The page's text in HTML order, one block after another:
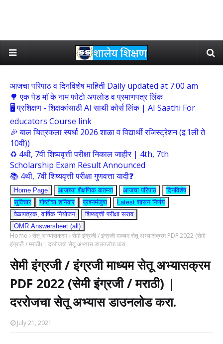
आजचा परिपाठ व दिनविशेष माहिती Daily updated at 7:00 am
🌳 एक पेड मॉ के नाम फोटो अपलोड व प्रमाणपत्र लिंक
🖥 प्रशिक्षण - शिक्षकांसाठी AI साथी कोर्स लिंक | AI Saathi For
educators Course link
🎉 बाल चित्रकला स्पर्धा 2026 शाळा व विद्यार्थी रजिस्ट्रेशन (इ.1ली ते
10वी))
♻️ 4थी, 7वी शिष्यवृत्ती परीक्षा निकाल जाहीर | 4th, 7th
Scholarship Exam Result Announced
📚 4थी, 7वी शिष्यवृत्ती परीक्षा गुणवत्ता यादी❓
Home Page आजच्या शैक्षणिक बातम्या आजचा परिपाठ
दिनविशेष
सुविचार
गोष्टीचा शनिवार प्रश्नमंजुषा
Latest शासन निर्णय
वेळापत्रक, वार्षिक नियोजन
शिष्यवृत्ती परीक्षा सराव
OMR Answersheet (all)
Home सेतू अभ्यासक्रम सेमी इंग्रजी / इंग्रजी माध्यम सेतू अभ्यासक्रम PDF 2022 (सेमी
इंग्रजी / मराठी) | दररोजचा सेतू अभ्यास डाउनलोड करा.
सेमी इंग्रजी / इंग्रजी माध्यम सेतू अभ्यासक्रम
PDF 2022 (सेमी इंग्रजी / मराठी) |
दररोजचा सेतू अभ्यास डाउनलोड करा.
July 21, 2021